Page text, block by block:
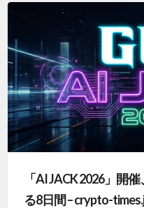
「AI JACK 2026」開
る8日間 – crypto-